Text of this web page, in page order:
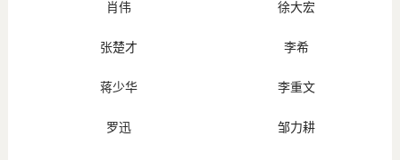
肖伟 徐大宏
张楚才 李希
蒋少华 李重文
罗迅 邹力耕